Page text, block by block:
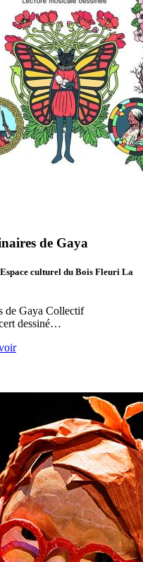
de Gaya
culturel du Bois Fleuri La
de Gaya Collectif
dessiné…